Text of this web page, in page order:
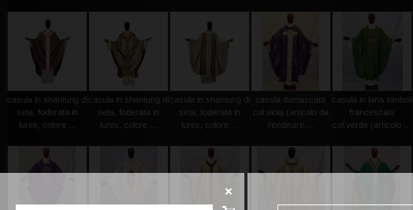
casula in shantung di
seta, foderata in
lurex, colore ...
casula in shantung di
seta, foderata in
lurex, colore ...
casula in shantung di
seta, foderata in
lurex, colore ...
casula damascata
col.viola (articolo da
riordinare ...
casula in lana simboli
francescani
col.verde (articolo ...